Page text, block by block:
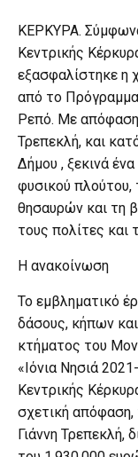
ΚΕΡΚΥΡΑ.
Κεντρικής
εξασφαλίστηκε η
από το
Ρεπό. Με απόφαση
Τρεπεκλή, και
Δήμου , ξεκινά
φυσικού πλούτου,
θησαυρών και τη
τους πολίτες και
Η ανακοίνωση
Το εμβληματικό
δάσους, κήπων
κτήματος του
«Ιόνια Νησιά
Κεντρικής
σχετική απόφαση,
Γιάννη Τρεπεκλή,